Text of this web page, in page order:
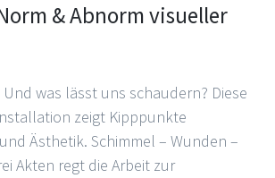
& Abnorm visueller
was lässt uns schaudern? Diese
zeigt Kipppunkte
Ästhetik. Schimmel – Wunden –
Akten regt die Arbeit zur